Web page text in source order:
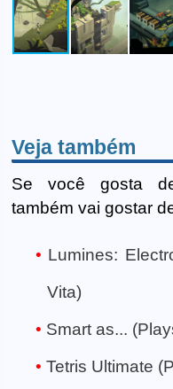
Veja também
Se você gosta
também vai gostar
Lumines:
Vita)
Smart as...
Tetris Ultimate